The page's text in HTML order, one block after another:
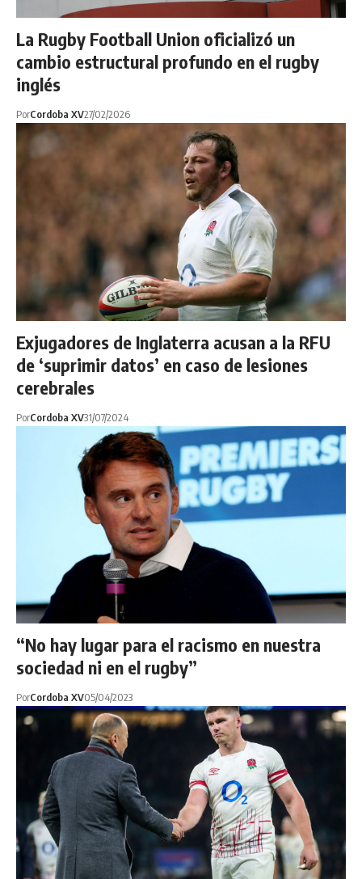
La Rugby Football Union oficializó un
cambio estructural profundo en el rugby
inglés
PorCordoba XV27/02/2026
Exjugadores de Inglaterra acusan a la RFU
de ‘suprimir datos’ en caso de lesiones
cerebrales
PorCordoba XV31/07/2024
“No hay lugar para el racismo en nuestra
sociedad ni en el rugby”
PorCordoba XV05/04/2023